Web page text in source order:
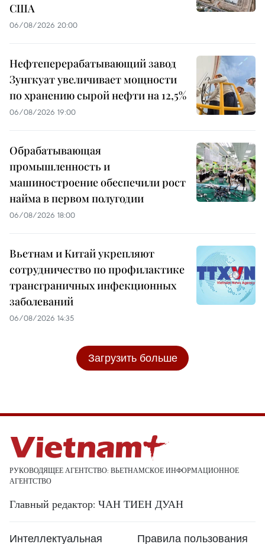
США
06/08/2026 20:00
Нефтеперерабатывающий завод
Зунгкуат увеличивает мощности
по хранению сырой нефти на 12,5%
06/08/2026 19:00
Обрабатывающая
промышленность и
машиностроение обеспечили рост
найма в первом полугодии
06/08/2026 18:00
Вьетнам и Китай укрепляют
сотрудничество по профилактике
трансграничных инфекционных
заболеваний
06/08/2026 14:35
Загрузить больше
РУКОВОДЯЩЕЕ АГЕНТСТВО: ВЬЕТНАМСКОЕ ИНФОРМАЦИОННОЕ
АГЕНТСТВО
Главный редактор: ЧАН ТИЕН ДУАН
Интеллектуальная Правила пользования